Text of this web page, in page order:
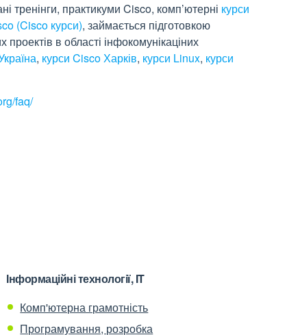
тренінги, практикуми Cisco, комп’ютерні курси
(Cisco курси), займається підготовкою
проектів в області інфокомунікаціних
, курси Cisco Харків, курси Linux, курси
faq/
Інформаційні технології, IT
Комп'ютерна грамотність
Програмування, розробка